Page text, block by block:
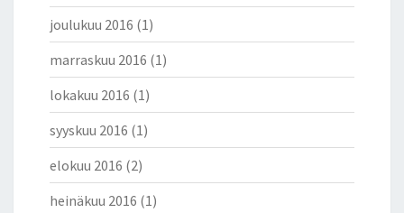
joulukuu 2016 (1)
marraskuu 2016 (1)
lokakuu 2016 (1)
syyskuu 2016 (1)
elokuu 2016 (2)
heinäkuu 2016 (1)